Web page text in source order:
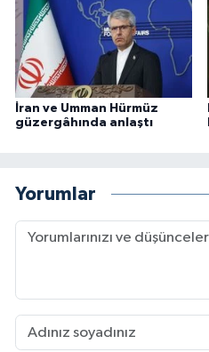
İran ve Umman Hürmüz
güzergâhında anlaştı
Yorumlar